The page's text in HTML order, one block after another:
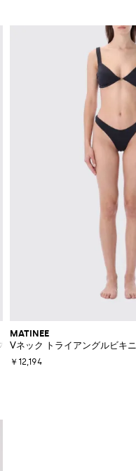
ラジリアンブリーフ
MATINEE
Vネック トライアングルビキ
￥12,194